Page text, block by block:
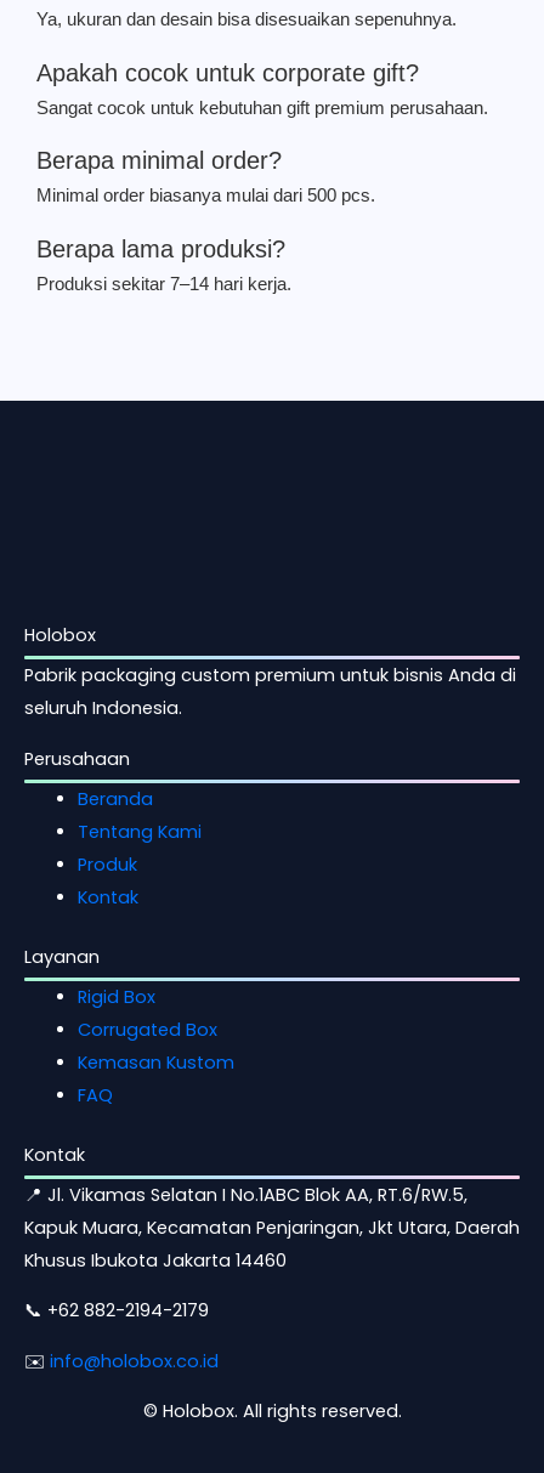
Ya, ukuran dan desain bisa disesuaikan sepenuhnya.
Apakah cocok untuk corporate gift?
Sangat cocok untuk kebutuhan gift premium perusahaan.
Berapa minimal order?
Minimal order biasanya mulai dari 500 pcs.
Berapa lama produksi?
Produksi sekitar 7–14 hari kerja.
Holobox
Pabrik packaging custom premium untuk bisnis Anda di
seluruh Indonesia.
Perusahaan
Beranda
Tentang Kami
Produk
Kontak
Layanan
Rigid Box
Corrugated Box
Kemasan Kustom
FAQ
Kontak
📍 Jl. Vikamas Selatan I No.1ABC Blok AA, RT.6/RW.5,
Kapuk Muara, Kecamatan Penjaringan, Jkt Utara, Daerah
Khusus Ibukota Jakarta 14460
📞 +62 882-2194-2179
✉️ info@holobox.co.id
© Holobox. All rights reserved.